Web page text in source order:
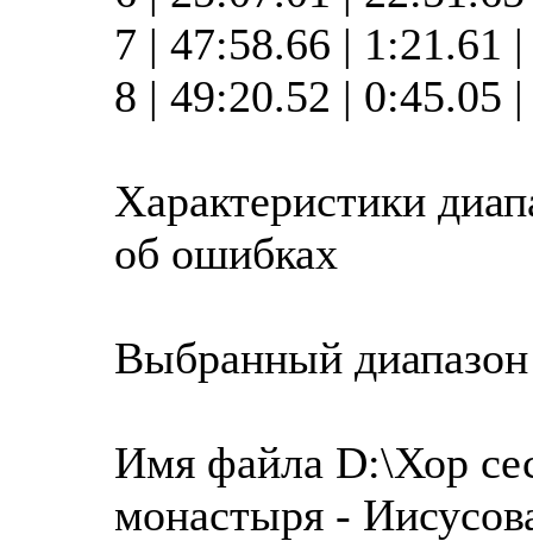
7 | 47:58.66 | 1:21.61
8 | 49:20.52 | 0:45.05
Характеристики
об ошибках
Выбранный диапазон
Имя файла D:\Хор
монастыря -